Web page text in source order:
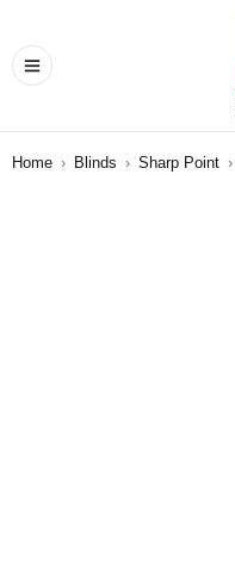
Home › Blinds › Sharp Point ›